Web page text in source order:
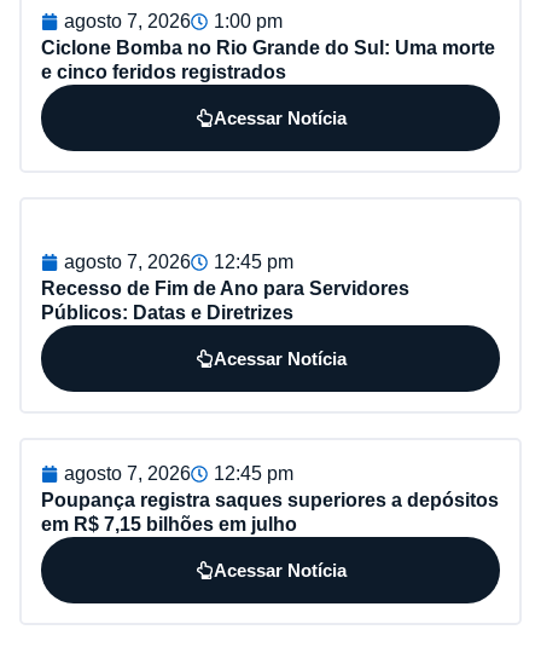
agosto 7, 2026
1:00 pm
Ciclone Bomba no Rio Grande do Sul: Uma morte
e cinco feridos registrados
Acessar Notícia
agosto 7, 2026
12:45 pm
Recesso de Fim de Ano para Servidores
Públicos: Datas e Diretrizes
Acessar Notícia
agosto 7, 2026
12:45 pm
Poupança registra saques superiores a depósitos
em R$ 7,15 bilhões em julho
Acessar Notícia